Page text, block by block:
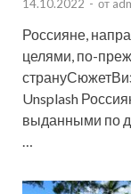
14.10.2022 - от
Россияне,
целями, по-
Unsplash
выданными по
…